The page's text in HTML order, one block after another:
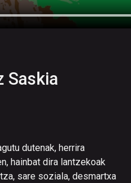
Saskia
dutenak, herrira
hainbat dira lantzekoak
sare soziala, desmartxa